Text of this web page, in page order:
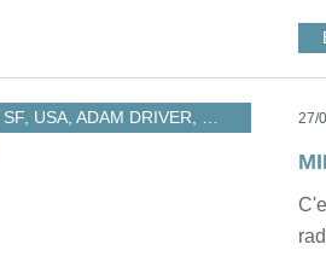
SF, USA, ADAM DRIVER, JEFF NICHOLS
27/